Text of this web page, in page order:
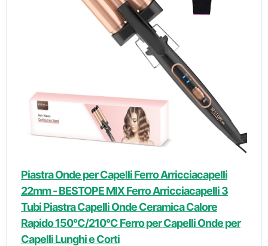
Piastra Onde per Capelli Ferro Arricciacapelli
22mm - BESTOPE MIX Ferro Arricciacapelli 3
Tubi Piastra Capelli Onde Ceramica Calore
Rapido 150°C/210°C Ferro per Capelli Onde per
Capelli Lunghi e Corti